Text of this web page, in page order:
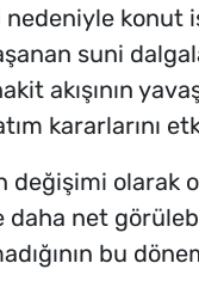
nedeniyle konut
suni
akışının
kararlarını
değişimi olarak
daha net
bu